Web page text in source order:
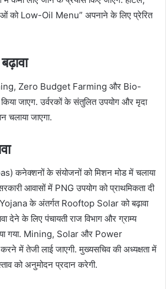
को Low-Oil Menu” अपनाने के लिए प्रेरित
Zero Budget Farming और Bio-
जाएग. उर्वरकों के संतुलित उपयोग और मृदा
चलाया जाएगा.
कनेक्शनों के संयोजनों को मिशन मोड में चलाया
आवासों में PNG उपयोग को प्राथमिकता दी
के अंतर्गत Rooftop Solar को बढ़ावा
देने के लिए पंचायती राज विभाग और ग्राम्य
गया. Mining, Solar और Power
में तेजी लाई जाएगी. मुख्यसचिव की अध्यक्षता में
को अनुमोदन प्रदान करेगी.